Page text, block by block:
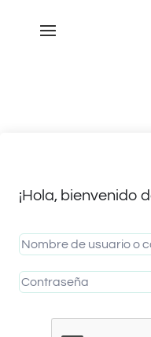
¡Hola, bienvenido